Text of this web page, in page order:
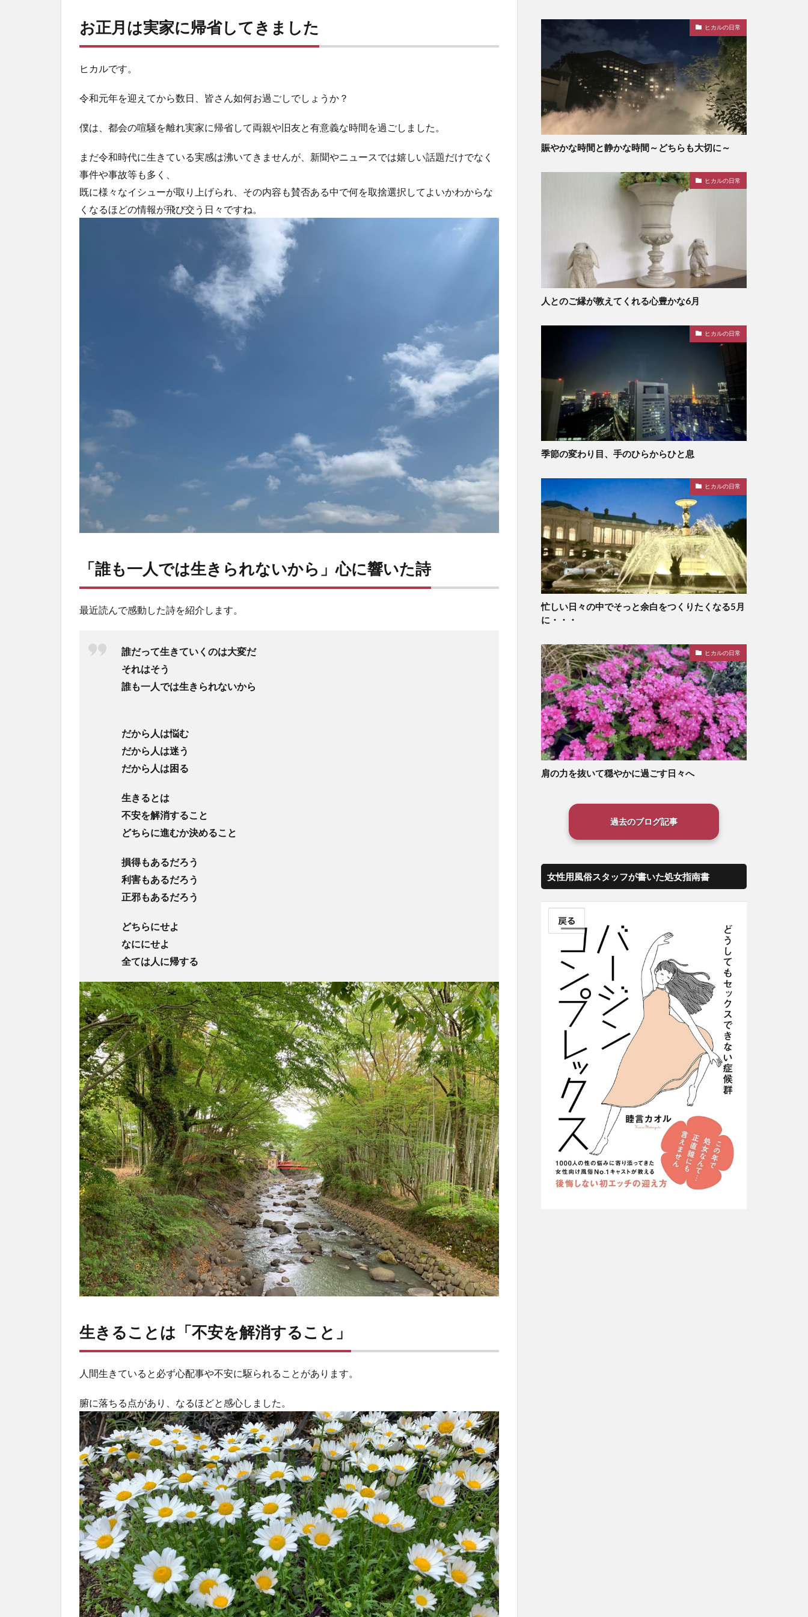
お正月は実家に帰省してきました
ヒカルです。
令和元年を迎えてから数日、皆さん如何お過ごしでしょうか？
僕は、都会の喧騒を離れ実家に帰省して両親や旧友と有意義な時間を過ごしました。
まだ令和時代に生きている実感は沸いてきませんが、新聞やニュースでは嬉しい話題だけでなく
事件や事故等も多く、
既に様々なイシューが取り上げられ、その内容も賛否ある中で何を取捨選択してよいかわからな
くなるほどの情報が飛び交う日々ですね。
「誰も一人では生きられないから」心に響いた詩
最近読んで感動した詩を紹介します。
誰だって生きていくのは大変だ
それはそう
誰も一人では生きられないから
だから人は悩む
だから人は迷う
だから人は困る
生きるとは
不安を解消すること
どちらに進むか決めること
損得もあるだろう
利害もあるだろう
正邪もあるだろう
どちらにせよ
なににせよ
全ては人に帰する
生きることは「不安を解消すること」
人間生きていると必ず心配事や不安に駆られることがあります。
腑に落ちる点があり、なるほどと感心しました。
ヒカルの日常
賑やかな時間と静かな時間～どちらも大切に～
ヒカルの日常
人とのご縁が教えてくれる心豊かな6月
ヒカルの日常
季節の変わり目、手のひらからひと息
ヒカルの日常
忙しい日々の中でそっと余白をつくりたくなる5月
に・・・
ヒカルの日常
肩の力を抜いて穏やかに過ごす日々へ
過去のブログ記事
女性用風俗スタッフが書いた処女指南書